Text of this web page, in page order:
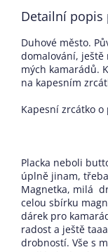
Detailní popis
Duhové město.
domalování, ještě
mých kamarádů.
na kapesním
Kapesní zrcátko
Placka neboli
úplně jinam,
Magnetka, milá
celou sbírku
dárek pro
radost a ještě
drobností. Vše s